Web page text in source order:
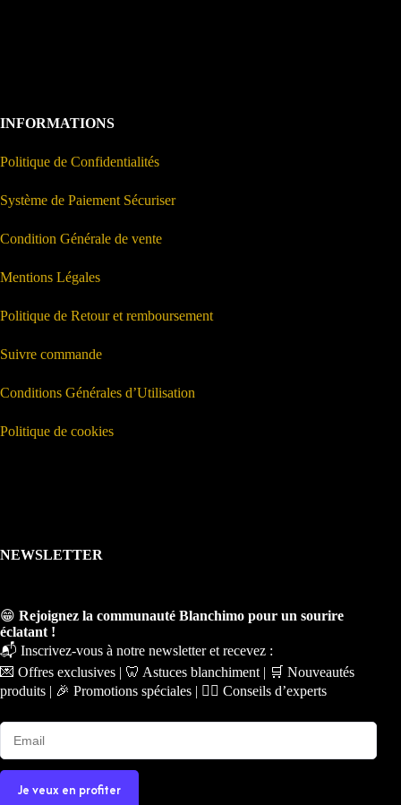
INFORMATIONS
Politique de Confidentialités
Système de Paiement Sécuriser
Condition Générale de vente
Mentions Légales
Politique de Retour et remboursement
Suivre commande
Conditions Générales d’Utilisation
Politique de cookies
NEWSLETTER
😁 Rejoignez la communauté Blanchimo pour un sourire
éclatant !
📬 Inscrivez-vous à notre newsletter et recevez :
💌 Offres exclusives | 🦷 Astuces blanchiment | 🛒 Nouveautés
produits | 🎉 Promotions spéciales | 🧑‍⚕️ Conseils d’experts
Je veux en profiter